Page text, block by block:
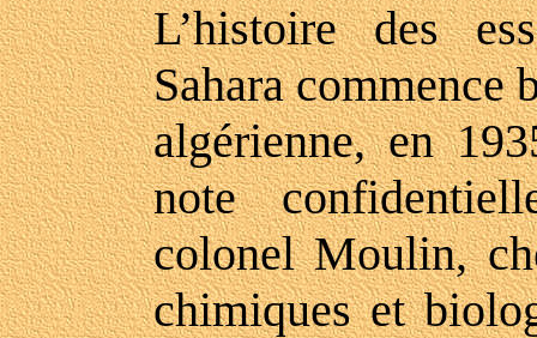
L’histoire des
Sahara commence
algérienne, en
note
colonel Moulin,
chimiques et